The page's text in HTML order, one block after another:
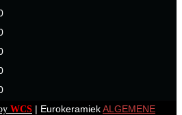
WCS | EurokeramiekALGEMENE